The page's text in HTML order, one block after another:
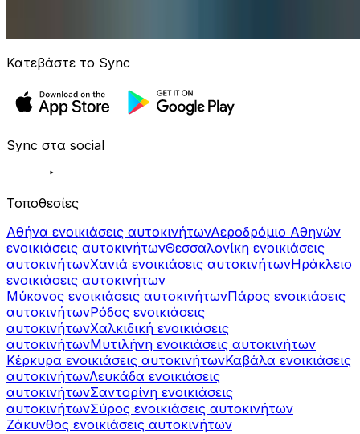
Κατεβάστε το Sync
Sync στα social
Τοποθεσίες
Αθήνα ενοικιάσεις αυτοκινήτωνΑεροδρόμιο Αθηνών
ενοικιάσεις αυτοκινήτωνΘεσσαλονίκη ενοικιάσεις
αυτοκινήτωνΧανιά ενοικιάσεις αυτοκινήτωνΗράκλειο
ενοικιάσεις αυτοκινήτων
Μύκονος ενοικιάσεις αυτοκινήτωνΠάρος ενοικιάσεις
αυτοκινήτωνΡόδος ενοικιάσεις
αυτοκινήτωνΧαλκιδική ενοικιάσεις
αυτοκινήτωνΜυτιλήνη ενοικιάσεις αυτοκινήτων
Κέρκυρα ενοικιάσεις αυτοκινήτωνΚαβάλα ενοικιάσεις
αυτοκινήτωνΛευκάδα ενοικιάσεις
αυτοκινήτωνΣαντορίνη ενοικιάσεις
αυτοκινήτωνΣύρος ενοικιάσεις αυτοκινήτων
Ζάκυνθος ενοικιάσεις αυτοκινήτων